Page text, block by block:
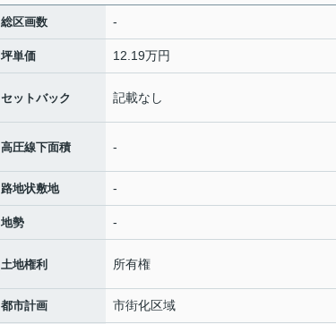
総区画数 -
坪単価 12.19万円
セットバック 記載なし
高圧線下面積 -
路地状敷地 -
地勢 -
土地権利 所有権
都市計画 市街化区域